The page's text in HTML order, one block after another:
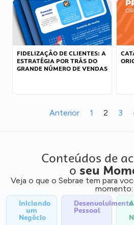
FIDELIZAÇÃO DE CLIENTES: A
ESTRATÉGIA POR TRÁS DO
GRANDE NÚMERO DE VENDAS
Anterior 1 2 3
Conteúdos de
o seu
Veja o que o Sebrae tem para
momento:
Iniciando
um
Negócio
Desenvolvimento
Pessoal